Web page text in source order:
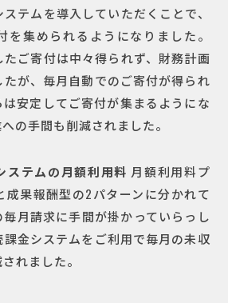
テムを導入していただくことで、
を集められるようになりました。
ご寄付は中々得られず、財務計画
が、毎月自動でのご寄付が得られ
安定してご寄付が集まるようにな
の手間も削減されました。
ステムの月額利用料 月額利用料プ
成果報酬型の2パターンに分かれて
月請求に手間が掛かっていらっし
金システムをご利用で毎月の未収
れました。